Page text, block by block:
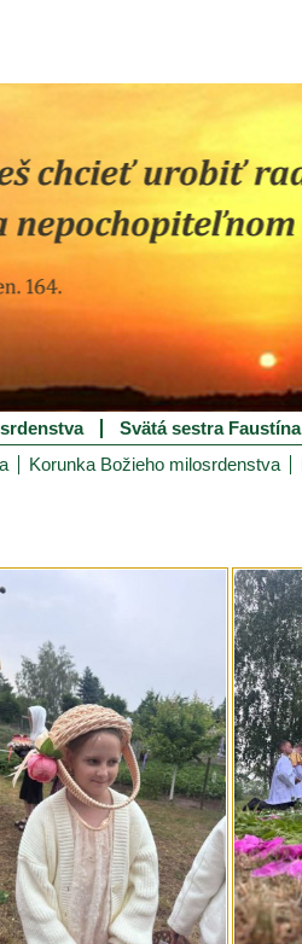
Svätá sestra Faustína
Korunka Božieho milosrdenstva